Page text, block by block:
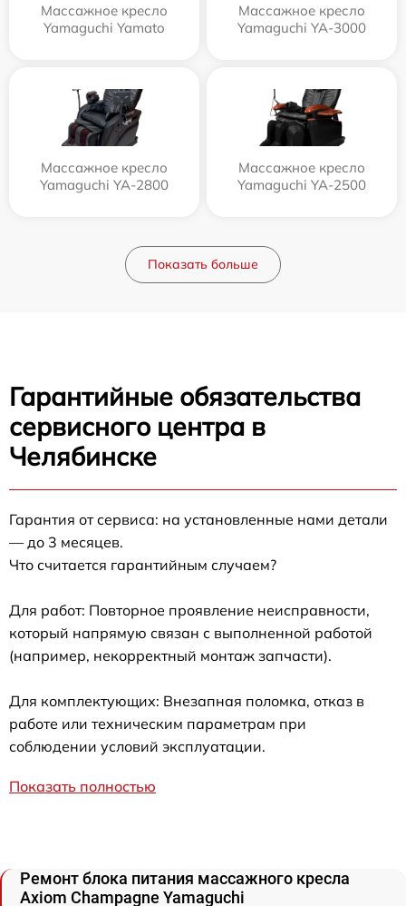
Массажное кресло
Yamaguchi Yamato
Массажное кресло
Yamaguchi YA-3000
Массажное кресло
Yamaguchi YA-2800
Массажное кресло
Yamaguchi YA-2500
Показать больше
Гарантийные обязательства
сервисного центра в
Челябинске
Гарантия от сервиса: на установленные нами детали
— до 3 месяцев.
Что считается гарантийным случаем?
Для работ: Повторное проявление неисправности,
который напрямую связан с выполненной работой
(например, некорректный монтаж запчасти).
Для комплектующих: Внезапная поломка, отказ в
работе или техническим параметрам при
соблюдении условий эксплуатации.
Показать полностью
Ремонт блока питания массажного кресла
Axiom Champagne Yamaguchi